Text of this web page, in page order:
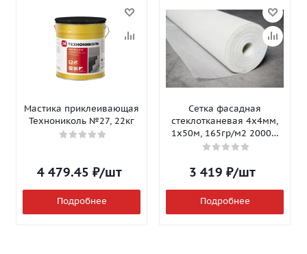
Мастика приклеивающая
Технониколь №27, 22кг
4 479.45 ₽/шт
Подробнее
Сетка фасадная
стеклотканевая 4х4мм,
1х50м, 165гр/м2 2000Н
Isomax-165
3 419 ₽/шт
Подробнее